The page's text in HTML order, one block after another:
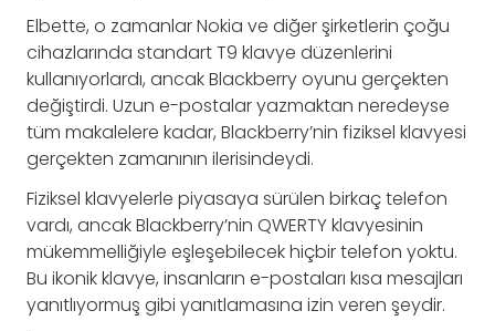
Elbette, o zamanlar Nokia ve diğer şirketlerin çoğu
cihazlarında standart T9 klavye düzenlerini
kullanıyorlardı, ancak Blackberry oyunu gerçekten
değiştirdi. Uzun e-postalar yazmaktan neredeyse
tüm makalelere kadar, Blackberry’nin fiziksel klavyesi
gerçekten zamanının ilerisindeydi.
Fiziksel klavyelerle piyasaya sürülen birkaç telefon
vardı, ancak Blackberry’nin QWERTY klavyesinin
mükemmelliğiyle eşleşebilecek hiçbir telefon yoktu.
Bu ikonik klavye, insanların e-postaları kısa mesajları
yanıtlıyormuş gibi yanıtlamasına izin veren şeydir.